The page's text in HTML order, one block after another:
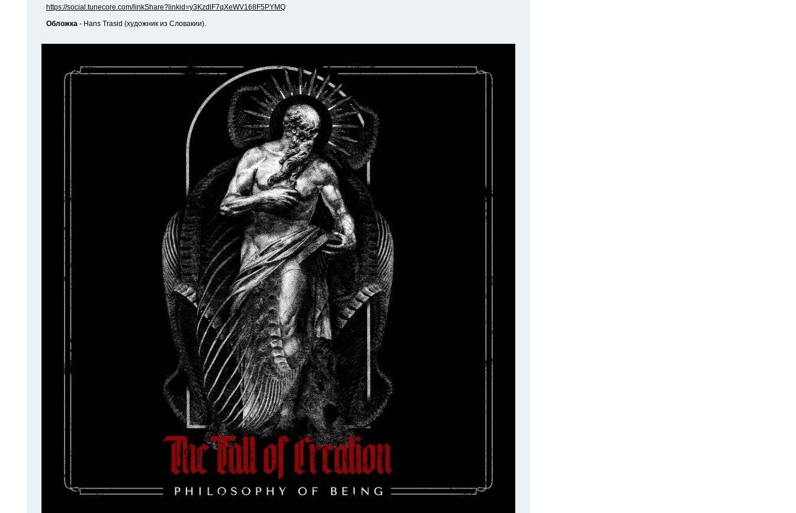
https://social.tunecore.com/linkShare?linkid=y3KzdlF7qXeWV168F5PYMQ
Обложка - Hans Trasid (художник из Словакии).